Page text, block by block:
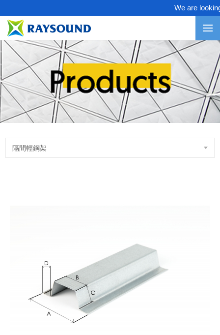
We are
隔間輕鋼架